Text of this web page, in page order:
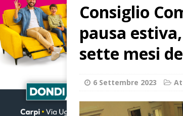
Consiglio
pausa
sette mesi
6 Settembre 2023